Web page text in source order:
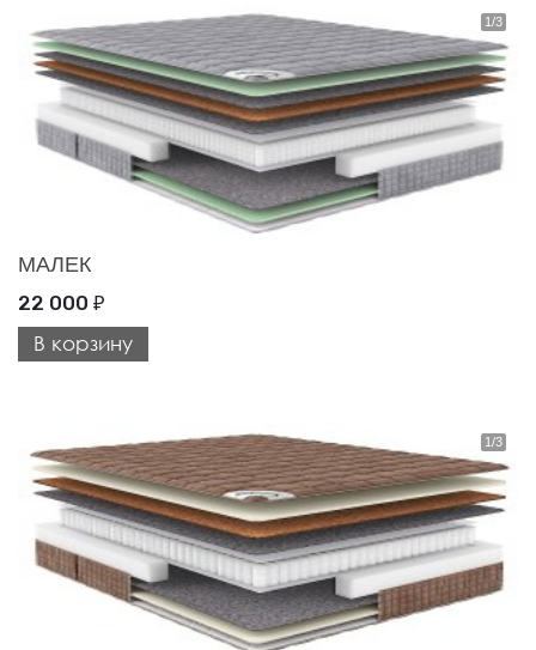
МАЛЕК
22 000 ₽
В корзину